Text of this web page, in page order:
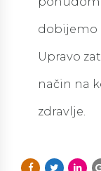
dobijemo
Upravo
način na
zdravlje.